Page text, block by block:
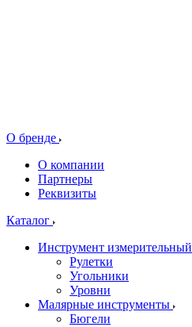
О бренде
О компании
Партнеры
Реквизиты
Каталог
Инструмент измерительный
Рулетки
Угольники
Уровни
Малярные инструменты
Бюгели